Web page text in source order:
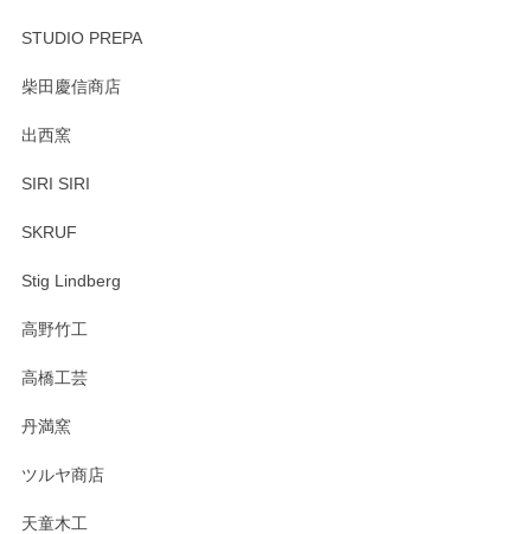
STUDIO PREPA
柴田慶信商店
出西窯
SIRI SIRI
SKRUF
Stig Lindberg
高野竹工
高橋工芸
丹満窯
ツルヤ商店
天童木工